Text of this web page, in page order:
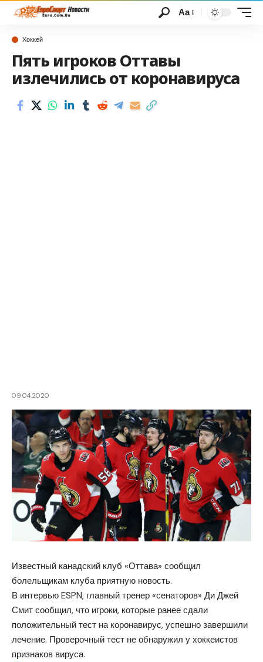
Аа
Хоккей
Пять игроков Оттавы
излечились от коронавируса
09.04.2020
Известный канадский клуб «Оттава» сообщил
болельщикам клуба приятную новость.
В интервью ESPN, главный тренер «сенаторов» Ди Джей
Смит сообщил, что игроки, которые ранее сдали
положительный тест на коронавирус, успешно завершили
лечение. Проверочный тест не обнаружил у хоккеистов
признаков вируса.